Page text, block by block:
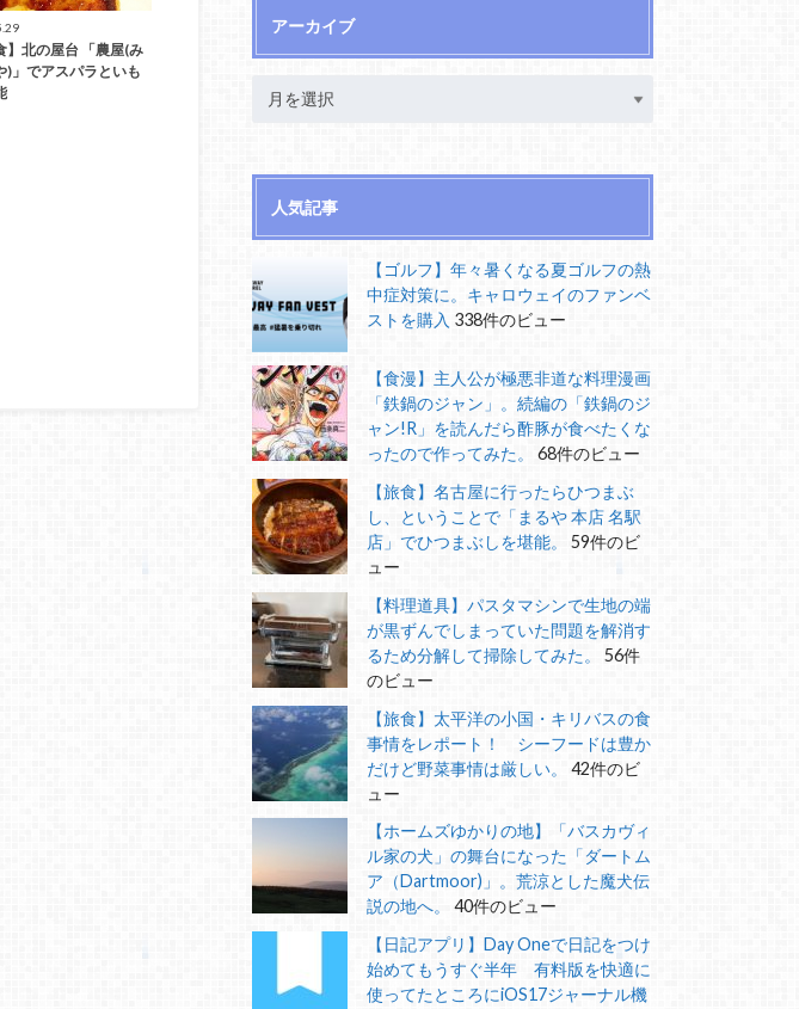
】北の屋台 「農屋(み
)」でアスパラといも
アーカイブ
人気記事
【ゴルフ】年々暑くなる夏ゴルフの熱
中症対策に。キャロウェイのファンベ
ストを購入 338件のビュー
【食漫】主人公が極悪非道な料理漫画
「鉄鍋のジャン」。続編の「鉄鍋のジ
ャン!R」を読んだら酢豚が食べたくな
ったので作ってみた。
68件のビュー
【旅食】名古屋に行ったらひつまぶ
し、ということで「まるや 本店 名駅
店」でひつまぶしを堪能。
59件のビ
ュー
【料理道具】パスタマシンで生地の端
が黒ずんでしまっていた問題を解消す
るため分解して掃除してみた。
56件
のビュー
【旅食】太平洋の小国・キリバスの食
事情をレポート！ シーフードは豊か
だけど野菜事情は厳しい。
42件のビ
ュー
【ホームズゆかりの地】「バスカヴィ
ル家の犬」の舞台になった「ダートム
ア（Dartmoor)」。荒涼とした魔犬伝
説の地へ。
40件のビュー
【日記アプリ】Day Oneで日記をつけ
始めてもうすぐ半年 有料版を快適に
使ってたところにiOS17ジャーナル機